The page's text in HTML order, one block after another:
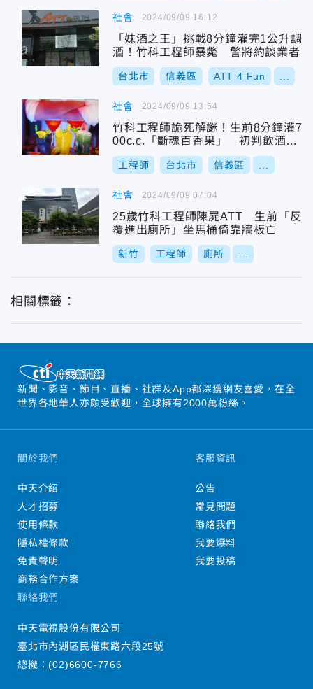
社會
「妹酒之王」挑戰8分鐘灌完1公升調
酒！竹科工程師暴斃 警將約談業者
台北市 信義區 ATT 4 Fun
2024/09/09 16:12
社會
竹科工程師詭死解謎！生前8分鐘灌7
00c.c.「斷魂百香果」 初判飲酒過
量
工程師 台北市 信義區
2024/09/09 13:54
社會
25歲竹科工程師陳屍ATT 生前「反
覆進出廁所」坐馬桶倚靠牆板亡
新竹 工程師 廁所
2024/09/09 07:04
相關標籤：
新聞、影音、節目、直播、社群及App都深獲網友喜愛，在全
世界各地華人亦頗受歡迎，全球擁有2000萬粉絲。
關於我們
中天介紹
人才招募
使用條款
隱私權條款
免責聲明
商務合作方案
客服資訊
公告
常見問題
聯絡我們
我要爆料
我要投稿
聯絡我們
中天電視股份有限公司
臺北市內湖區民權東路六段25號
總機：(02)6600-7766